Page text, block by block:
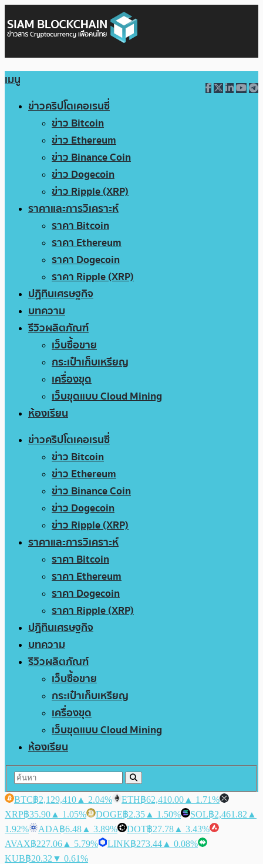
เมนู
ข่าวคริปโตเคอเรนซี่
ข่าว Bitcoin
ข่าว Ethereum
ข่าว Binance Coin
ข่าว Dogecoin
ข่าว Ripple (XRP)
ราคาและการวิเคราะห์
ราคา Bitcoin
ราคา Ethereum
ราคา Dogecoin
ราคา Ripple (XRP)
ปฏิทินเศรษฐกิจ
บทความ
รีวิวผลิตภัณฑ์
เว็บซื้อขาย
กระเป๋าเก็บเหรียญ
เครื่องขุด
เว็บขุดแบบ Cloud Mining
ห้องเรียน
ข่าวคริปโตเคอเรนซี่
ข่าว Bitcoin
ข่าว Ethereum
ข่าว Binance Coin
ข่าว Dogecoin
ข่าว Ripple (XRP)
ราคาและการวิเคราะห์
ราคา Bitcoin
ราคา Ethereum
ราคา Dogecoin
ราคา Ripple (XRP)
ปฏิทินเศรษฐกิจ
บทความ
รีวิวผลิตภัณฑ์
เว็บซื้อขาย
กระเป๋าเก็บเหรียญ
เครื่องขุด
เว็บขุดแบบ Cloud Mining
ห้องเรียน
BTC฿2,129,410 ▲ 2.04% ETH฿62,410.00 ▲ 1.71%
XRP฿35.90 ▲ 1.05% DOGE฿2.35 ▲ 1.50% SOL฿2,461.82 ▲
1.92%
ADA฿6.48 ▲ 3.89% DOT฿27.78 ▲ 3.43%
AVAX฿227.06 ▲ 5.79% LINK฿273.44 ▲ 0.08%
KUB฿20.32 ▼ 0.61%